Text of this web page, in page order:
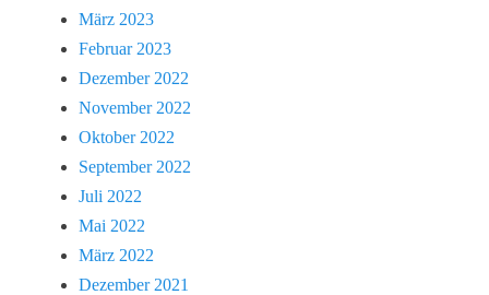
März 2023
Februar 2023
Dezember 2022
November 2022
Oktober 2022
September 2022
Juli 2022
Mai 2022
März 2022
Dezember 2021